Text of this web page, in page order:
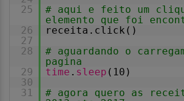
25
# aqui e feito um
elemento que foi
26
receita.click()
27
28
# aguardando o
pagina
29
time . sleep (10)
30
31
# agora quero as